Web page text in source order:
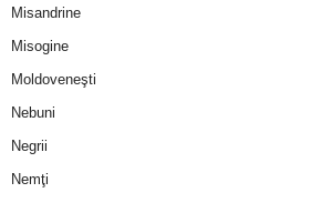
Misandrine
Misogine
Moldoveneşti
Nebuni
Negrii
Nemţi